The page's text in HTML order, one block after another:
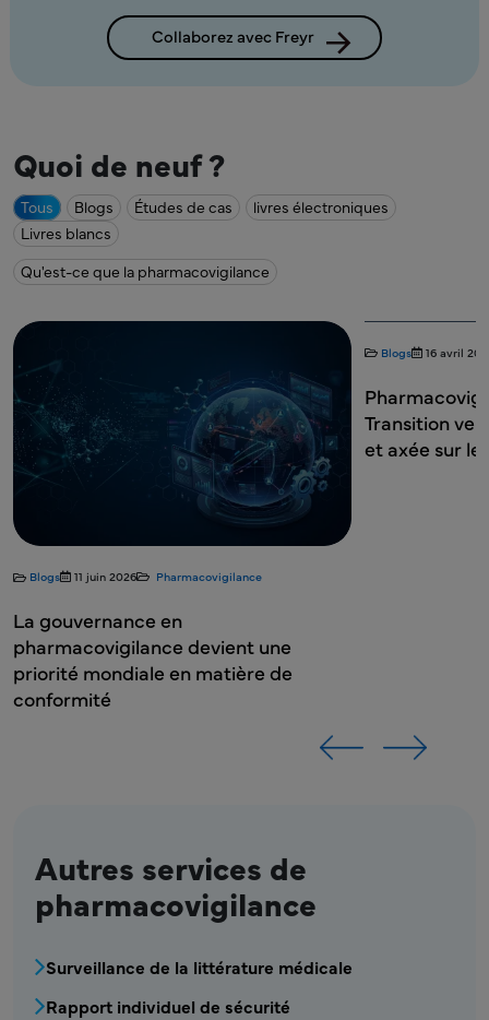
Collaborez avec Freyr
Quoi de neuf ?
Tous Blogs Études de cas
livres électroniques
Livres blancs
Qu'est-ce que la pharmacovigilance
Blogs 11 juin 2026 Pharmacovigilance
La gouvernance en
pharmacovigilance devient une
priorité mondiale en matière de
conformité
Blogs 16 avril
Transition
et axée sur
Autres services de
pharmacovigilance
MPR - Bloc de menu Pharmacovigilance
Surveillance de la littérature médicale
Rapport individuel de sécurité